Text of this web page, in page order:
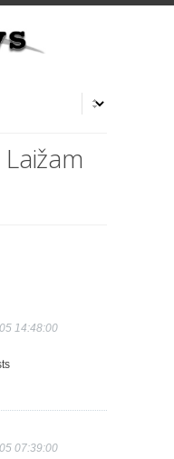
Laižam
14:48:00
07:39:00